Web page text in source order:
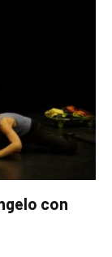
con